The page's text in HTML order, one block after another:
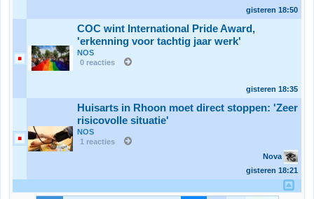
gisteren 18:50
COC wint International Pride Award,
'erkenning voor tachtig jaar werk'
NOS
0 reacties
gisteren 18:35
Huisarts in Rhoon moet direct stoppen: 'Zeer
risicovolle situatie'
NOS
1 reacties
Nova
gisteren 18:21